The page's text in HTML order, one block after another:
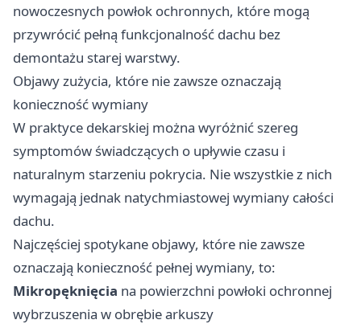
nowoczesnych powłok ochronnych, które mogą
przywrócić pełną funkcjonalność dachu bez
demontażu starej warstwy.
Objawy zużycia, które nie zawsze oznaczają
konieczność wymiany
W praktyce dekarskiej można wyróżnić szereg
symptomów świadczących o upływie czasu i
naturalnym starzeniu pokrycia. Nie wszystkie z nich
wymagają jednak natychmiastowej wymiany całości
dachu.
Najczęściej spotykane objawy, które nie zawsze
oznaczają konieczność pełnej wymiany, to:
Mikropęknięcia na powierzchni powłoki ochronnej
wybrzuszenia w obrębie arkuszy